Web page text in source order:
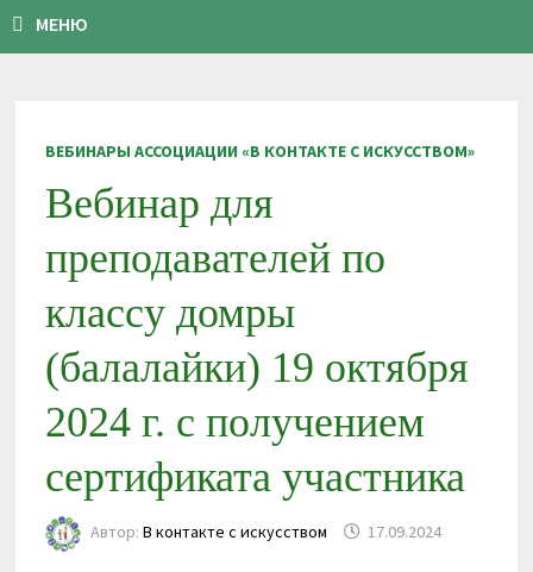
МЕНЮ
ВЕБИНАРЫ АССОЦИАЦИИ «В КОНТАКТЕ С ИСКУССТВОМ»
Вебинар для
преподавателей по
классу домры
(балалайки) 19 октября
2024 г. с получением
сертификата участника
Автор:В контакте с искусством 17.09.2024